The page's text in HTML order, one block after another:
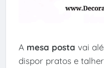
A mesa posta vai
dispor pratos e